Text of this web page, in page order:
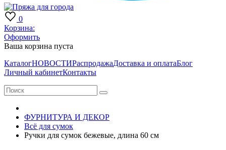
0
Корзина:
Оформить
Ваша корзина пуста
КаталогНОВОСТИРаспродажаДоставка и оплатаБлог
Личный кабинетКонтакты
ФУРНИТУРА И ДЕКОР
Всё для сумок
Ручки для сумок бежевые, длина 60 см